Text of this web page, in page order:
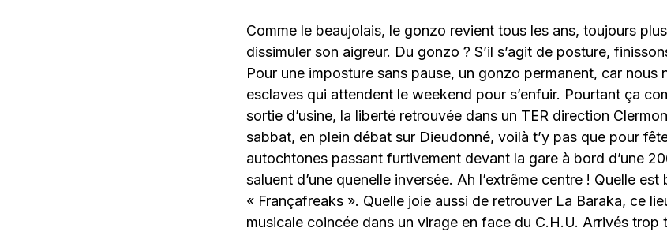
Comme le beaujolais, le gonzo revient tous les ans, toujours
dissimuler son aigreur. Du gonzo ? S’il s’agit de posture,
Pour une imposture sans pause, un gonzo permanent, car nous
esclaves qui attendent le weekend pour s’enfuir. Pourtant ça
sortie d’usine, la liberté retrouvée dans un TER direction
sabbat, en plein débat sur Dieudonné, voilà t’y pas que pour
autochtones passant furtivement devant la gare à bord d’une
saluent d’une quenelle inversée. Ah l’extrême centre ! Quelle est
« Françafreaks ». Quelle joie aussi de retrouver La Baraka, ce
musicale coincée dans un virage en face du C.H.U. Arrivés trop